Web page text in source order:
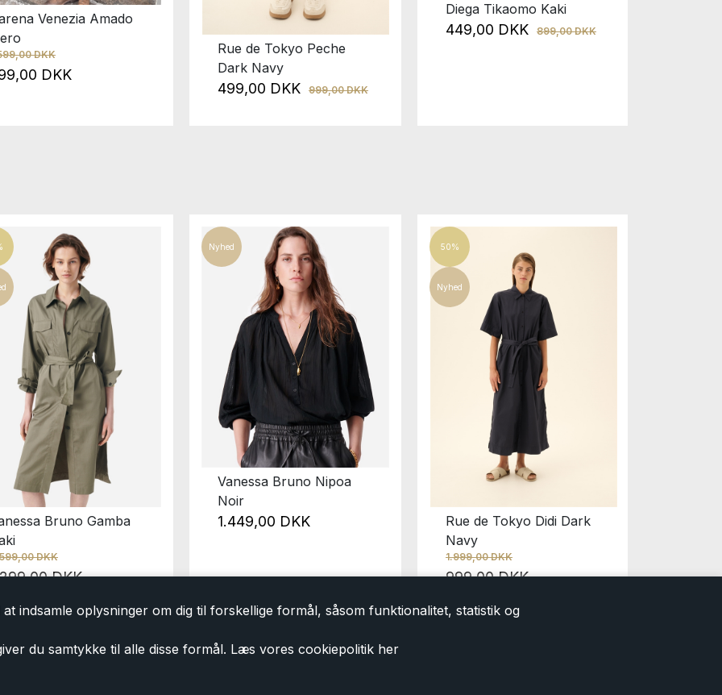
indsamle oplysninger om dig til forskellige formål, såsom funktionalitet, statistik og
du samtykke til alle disse formål. Læs vores cookiepolitik her
Venezia Amado
DKK
DKK
Rue de Tokyo Peche
Dark Navy
999,00 DKK
499,00 DKK
Diega Tikaomo Kaki
899,00 DKK
449,00 DKK
Bruno Gamba
DKK
DKK
Nyhed
Vanessa Bruno Nipoa
Noir
1.449,00 DKK
50%
Nyhed
Rue de Tokyo Didi Dark
Navy
1.999,00 DKK
999,00 DKK